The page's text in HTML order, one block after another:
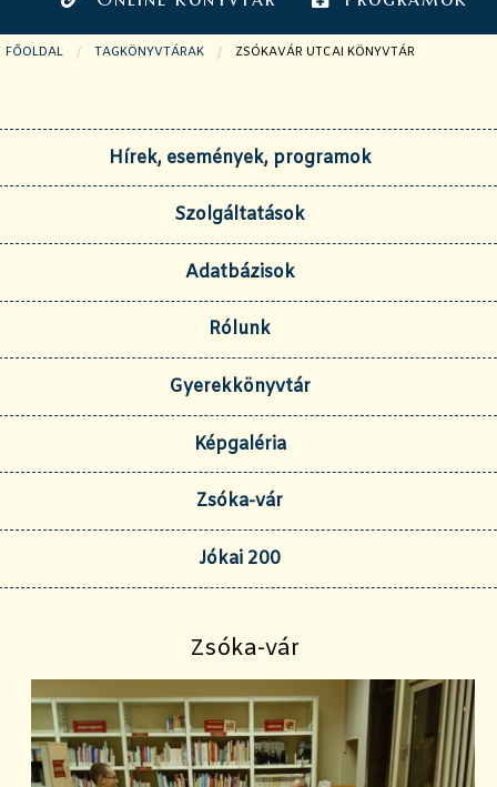
FŐOLDAL TAGKÖNYVTÁRAK JELENLEGI OLDAL:
ZSÓKAVÁR UTCAI KÖNYVTÁR
Hírek, események, programok
Szolgáltatások
Adatbázisok
Rólunk
Gyerekkönyvtár
Képgaléria
Zsóka-vár
Jókai 200
Zsóka-vár